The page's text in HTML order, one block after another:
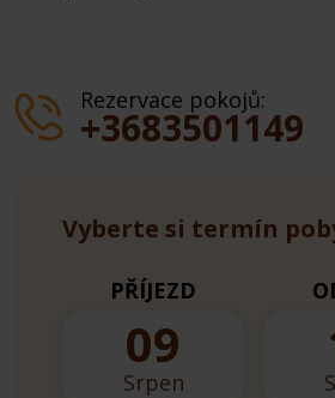
Rezervace pokojů:
+3683501149
Vyberte si termín
PŘÍJEZD
09
Srpen